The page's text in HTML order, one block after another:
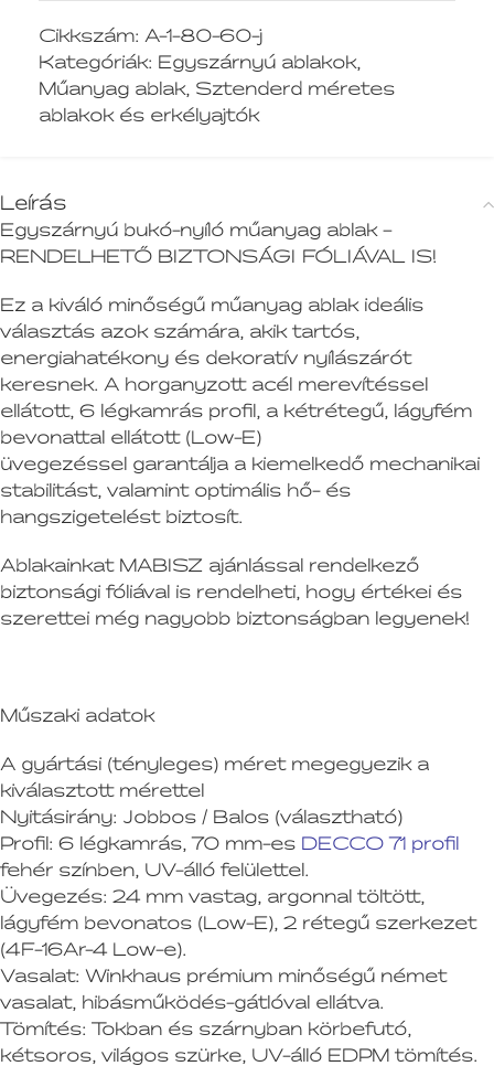
Cikkszám: A-1-80-60-j
Kategóriák: Egyszárnyú ablakok,
Műanyag ablak, Sztenderd méretes
ablakok és erkélyajtók
Leírás
Egyszárnyú bukó-nyíló műanyag ablak –
RENDELHETŐ BIZTONSÁGI FÓLIÁVAL IS!
Ez a kiváló minőségű műanyag ablak ideális
választás azok számára, akik tartós,
energiahatékony és dekoratív nyílászárót
keresnek. A horganyzott acél merevítéssel
ellátott, 6 légkamrás profil, a kétrétegű, lágyfém
bevonattal ellátott (Low-E)
üvegezéssel garantálja a kiemelkedő mechanikai
stabilitást, valamint optimális hő- és
hangszigetelést biztosít.
Ablakainkat MABISZ ajánlással rendelkező
biztonsági fóliával is rendelheti, hogy értékei és
szerettei még nagyobb biztonságban legyenek!
Műszaki adatok
A gyártási (tényleges) méret megegyezik a
kiválasztott mérettel
Nyitásirány: Jobbos / Balos (választható)
Profil: 6 légkamrás, 70 mm-es DECCO 71 profil
fehér színben, UV-álló felülettel.
Üvegezés: 24 mm vastag, argonnal töltött,
lágyfém bevonatos (Low-E), 2 rétegű szerkezet
(4F-16Ar-4 Low-e).
Vasalat: Winkhaus prémium minőségű német
vasalat, hibásműködés-gátlóval ellátva.
Tömítés: Tokban és szárnyban körbefutó,
kétsoros, világos szürke, UV-álló EDPM tömítés.